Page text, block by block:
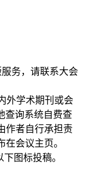
务，请联系大会
外学术期刊或会
查询系统自费查
作者自行承担责
会议主页。
图标投稿。